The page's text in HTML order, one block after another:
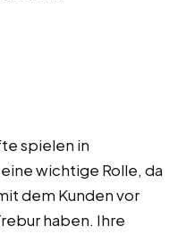
spielen in
wichtige Rolle, da
dem Kunden vor
haben. Ihre